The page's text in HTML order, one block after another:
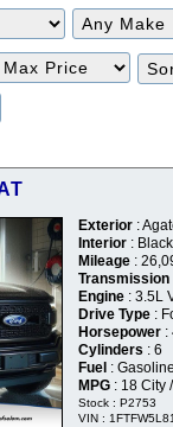
Filter
Price
Exterior :
Interior :
Mileage :
Transmission
Engine : 3.5L
Drive Type :
Horsepower :
Cylinders : 6
Fuel :
MPG : 18 City
Stock : P2753
VIN :